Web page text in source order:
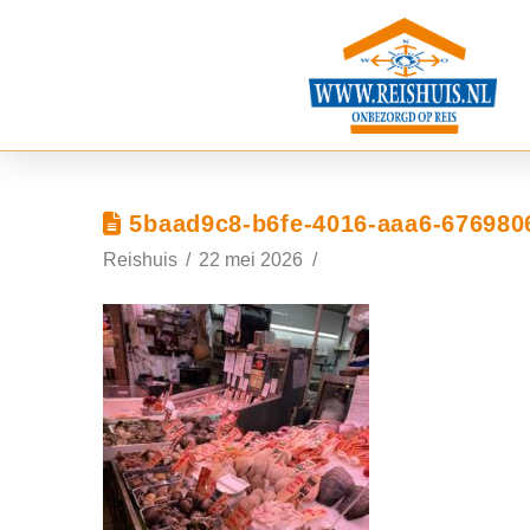
5baad9c8-b6fe-4016-aaa6-
Reishuis 22 mei 2026